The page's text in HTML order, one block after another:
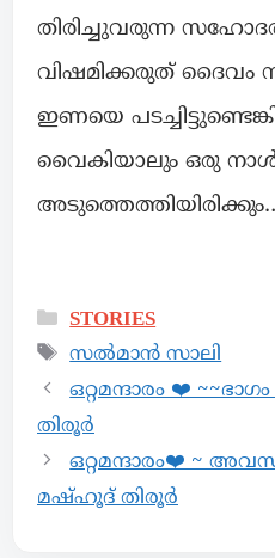
തിരിച്ചുവരുന്ന
വിഷമിക്കരുത് ദൈവം
ഇണയെ
വൈകിയാലും ഒരു നാൾ
STORIES
സൽമാൻ സാലി
ഒറ്റമന്ദാരം ❤️
തിരൂർ
ഒറ്റമന്ദാരം❤️ ~
മഷ്ഹൂദ് തിരൂർ